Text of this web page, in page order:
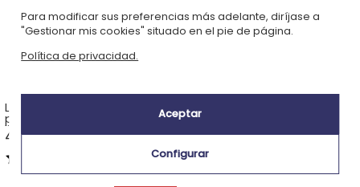
Lámpara de madera
personalizada en forma de
libro
42,90 €
Llavero foto papá
15,90 €
5,00 (4 opiniones)
Para modificar sus preferencias más adelante, diríjase a
"Gestionar mis cookies" situado en el pie de página.
Política de privacidad.
Aceptar
Configurar